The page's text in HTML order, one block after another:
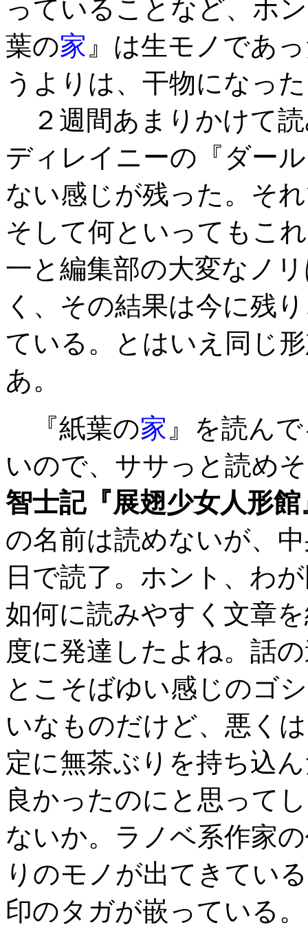
っていることなど、ホ
葉の家 』は生モノであ
うよりは、干物になっ
２週間あまりかけて
ディレイニーの『ダー
ない感じが残った。そ
そして何といってもこ
一と編集部の大変なノ
く、その結果は今に残
ている。とはいえ同じ
あ。
『紙葉の家 』を読ん
いので、ササっと読め
智士記『展翅少女人形館
の名前は読めないが、
日で読了。ホント、わ
如何に読みやすく文章
度に発達したよね。話
とこそばゆい感じのゴ
いなものだけど、悪く
定に無茶ぶりを持ち込
良かったのにと思って
ないか。ラノベ系作家
りのモノが出てきてい
印のタガが嵌っている。